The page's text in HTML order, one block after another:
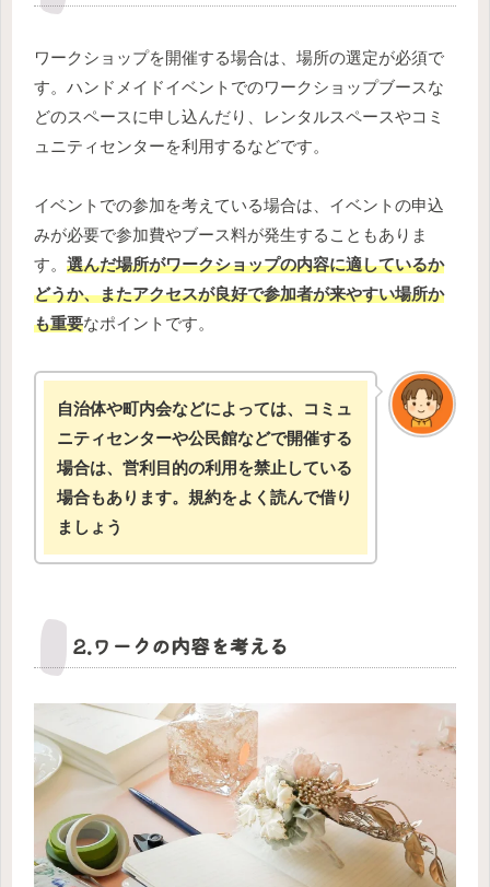
ワークショップを開催する場合は、場所の選定が必須で
す。ハンドメイドイベントでのワークショップブースな
どのスペースに申し込んだり、レンタルスペースやコミ
ュニティセンターを利用するなどです。
イベントでの参加を考えている場合は、イベントの申込
みが必要で参加費やブース料が発生することもありま
す。 選んだ場所がワークショップの内容に適しているか
どうか、またアクセスが良好で参加者が来やすい場所か
も重要なポイントです。
自治体や町内会などによっては、コミュ
ニティセンターや公民館などで開催する
場合は、営利目的の利用を禁止している
場合もあります。規約をよく読んで借り
ましょう
2.ワークの内容を考える